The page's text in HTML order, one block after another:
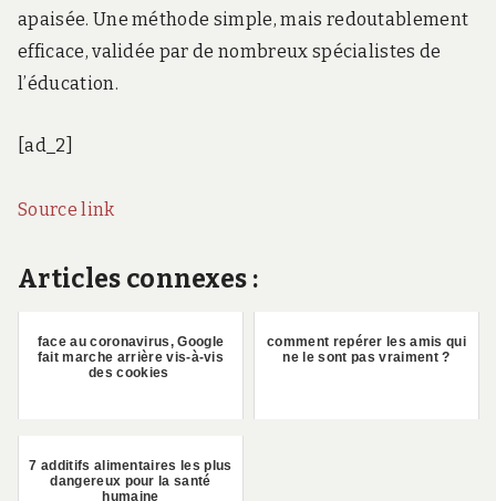
apaisée. Une méthode simple, mais redoutablement
efficace, validée par de nombreux spécialistes de
l’éducation.
[ad_2]
Source link
Articles connexes :
face au coronavirus, Google
fait marche arrière vis-à-vis
des cookies
comment repérer les amis qui
ne le sont pas vraiment ?
7 additifs alimentaires les plus
dangereux pour la santé
humaine